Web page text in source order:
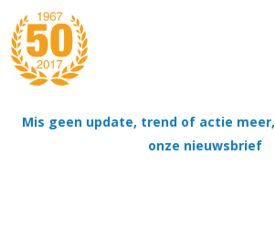
Mis geen update, trend of actie meer,
onze nieuwsbrief
Tassen
Thema's